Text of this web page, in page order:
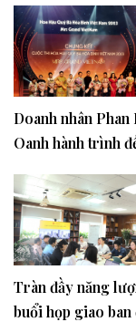
Doanh nhân Phan
Oanh hành trình
Hoa hậu Quý bà
Việt Nam 2023
Tràn đầy năng
buổi họp giao ban